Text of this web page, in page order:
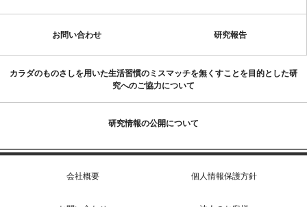
お問い合わせ 研究報告
カラダのものさしを用いた生活習慣のミスマッチを無くすことを目的とした研
究へのご協力について
研究情報の公開について
会社概要 個人情報保護方針